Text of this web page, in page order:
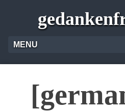
MENU